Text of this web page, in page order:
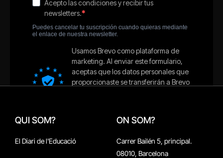
QUI SOM?
El Diari de l'Educació
ON SOM?
Carrer Bailén 5, principal.
08010, Barcelona